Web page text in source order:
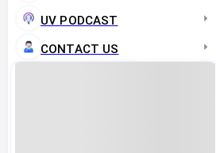
UV PODCAST
CONTACT US